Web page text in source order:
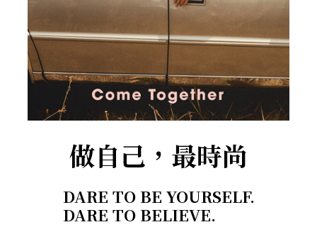
做自己，最時尚
DARE TO BE YOURSELF.
DARE TO BELIEVE.